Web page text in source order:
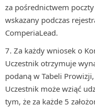
za pośrednictwem
wskazany podczas
ComperiaLead.
Za każdy wniosek o
Uczestnik otrzymuje
podaną w Tabeli
Uczestnik może wziąć
tym, że za każde 5